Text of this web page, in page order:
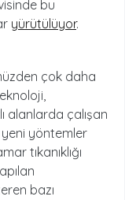
bu
yürütülüyor.
çok daha
alanlarda çalışan
yöntemler
tıkanıklığı
bazı